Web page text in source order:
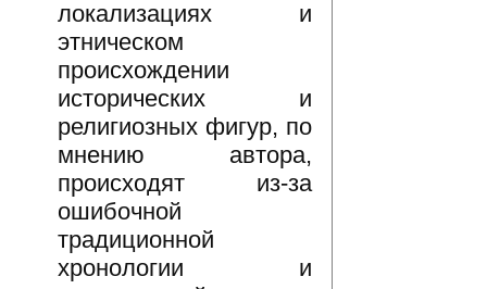
локализациях и
этническом
происхождении
исторических и
религиозных фигур, по
мнению автора,
происходят из-за
ошибочной
традиционной
хронологии и